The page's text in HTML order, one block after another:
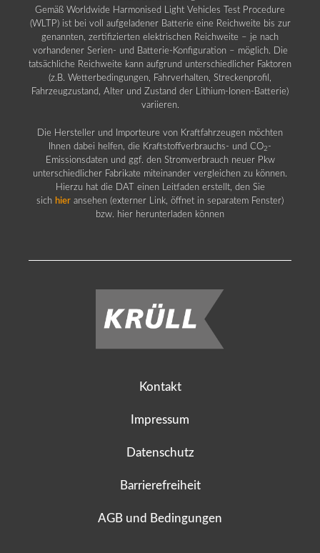
Gemäß Worldwide Harmonised Light Vehicles Test Procedure
(WLTP) ist bei voll aufgeladener Batterie eine Reichweite bis zur
genannten, zertifizierten elektrischen Reichweite – je nach
vorhandener Serien- und Batterie-Konfiguration – möglich. Die
tatsächliche Reichweite kann aufgrund unterschiedlicher Faktoren
(z.B. Wetterbedingungen, Fahrverhalten, Streckenprofil,
Fahrzeugzustand, Alter und Zustand der Lithium-Ionen-Batterie)
variieren.
Die Hersteller und Importeure von Kraftfahrzeugen möchten
Ihnen dabei helfen, die Kraftstoffverbrauchs- und CO2 -
Emissionsdaten und ggf. den Stromverbrauch neuer Pkw
unterschiedlicher Fabrikate miteinander vergleichen zu können.
Hierzu hat die DAT einen Leitfaden erstellt, den Sie
sich hier ansehen (externer Link, öffnet in separatem Fenster)
bzw. hier herunterladen können
Kontakt
Impressum
Datenschutz
Barrierefreiheit
AGB und Bedingungen